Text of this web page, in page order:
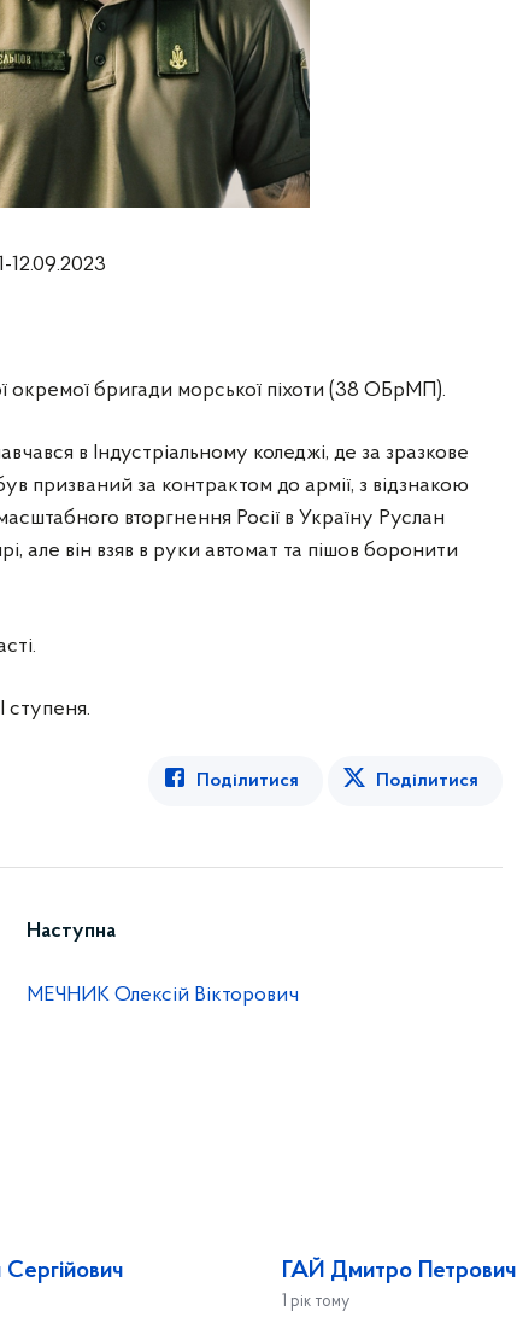
12.09.2023
окремої бригади морської піхоти (38 ОБрМП).
в Індустріальному коледжі, де за зразкове
призваний за контрактом до армії, з відзнакою
вторгнення Росії в Україну Руслан
але він взяв в руки автомат та пішов боронити
ступеня.
Поділитися Поділитися
Наступна
МЕЧНИК Олексій Вікторович
ГАЙ Дмитро Петрович
1 рік тому